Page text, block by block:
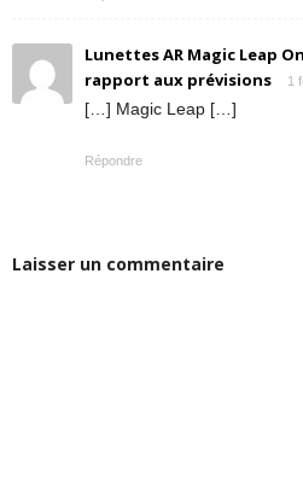
Lunettes AR Magic Leap
rapport aux prévisions
1
[…] Magic Leap […]
Répondre
Laisser un commentaire